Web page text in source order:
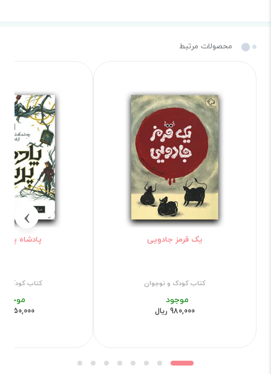
محصولات مرتبط
یک قرمز جادویی
کتاب کودک و نوجوان
موجود
980,000 ریال
پادشاه پریان
کتاب کودک و
موجود
6,950,000 ریال
›